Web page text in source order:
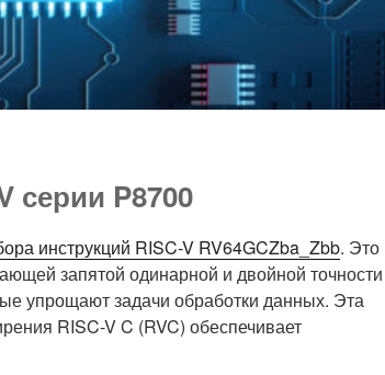
серии P8700
инструкций RISC-V RV64GCZba_Zbb. Это
запятой одинарной и двойной
упрощают задачи обработки данных. Эта
RISC-V C (RVC) обеспечивает